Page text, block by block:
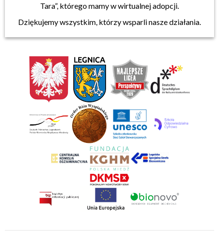
Tara”, którego mamy w wirtualnej adopcji.
Dziękujemy wszystkim, którzy wsparli nasze działania.